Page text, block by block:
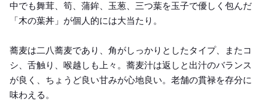
中でも舞茸、筍、蒲鉾、玉葱、三つ葉を玉子で優しく包んだ
「木の葉丼」が個人的には大当たり。
蕎麦は二八蕎麦であり、角がしっかりとしたタイプ、またコ
シ、舌触り、喉越しも上々。蕎麦汁は返しと出汁のバランス
が良く、ちょうど良い甘みが心地良い。老舗の貫禄を存分に
味わえる。